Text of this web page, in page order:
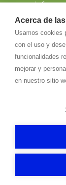
Acerca de
Usamos cookies
con el uso y
funcionalidades
mejorar y
en nuestro sitio
Sant
a
25286-
SANT
Política